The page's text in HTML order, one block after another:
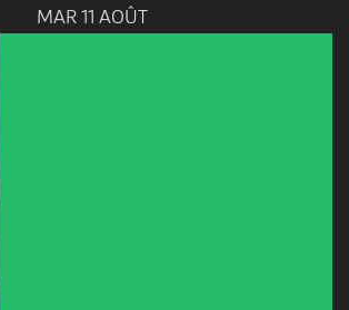
MAR 11 AOÛT